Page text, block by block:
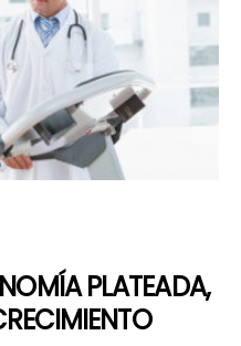
PLATEADA,